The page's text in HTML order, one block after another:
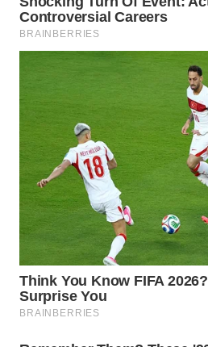
WN
MANDALIKA
LIKUPANG
WN
LABUANBAJO
WN
BORNEO
Media
Group
WAHANA